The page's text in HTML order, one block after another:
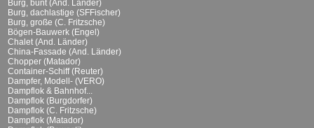
Burg, bunt (And. Länder)
Burg, dachlastige (SFFischer)
Burg, große (C. Fritzsche)
Bögen-Bauwerk (Engel)
Chalet (And. Länder)
China-Fassade (And. Länder)
Chopper (Matador)
Container-Schiff (Reuter)
Dampfer, Modell- (VERO)
Dampflok & Bahnhof...
Dampflok (Burgdorfer)
Dampflok (C. Fritzsche)
Dampflok (Matador)